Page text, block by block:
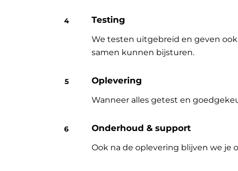
Testing
We testen uitgebreid en geven
samen kunnen bijsturen.
Oplevering
Wanneer alles getest en
Onderhoud & support
Ook na de oplevering blijven we je